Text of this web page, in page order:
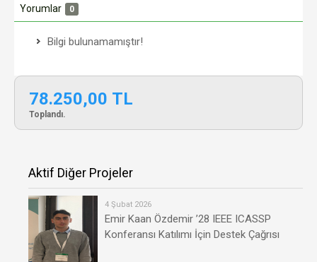
Yorumlar 0
Bilgi bulunamamıştır!
78.250,00 TL
Toplandı.
Aktif Diğer Projeler
4 Şubat 2026
Emir Kaan Özdemir ’28 IEEE ICASSP
Konferansı Katılımı İçin Destek Çağrısı